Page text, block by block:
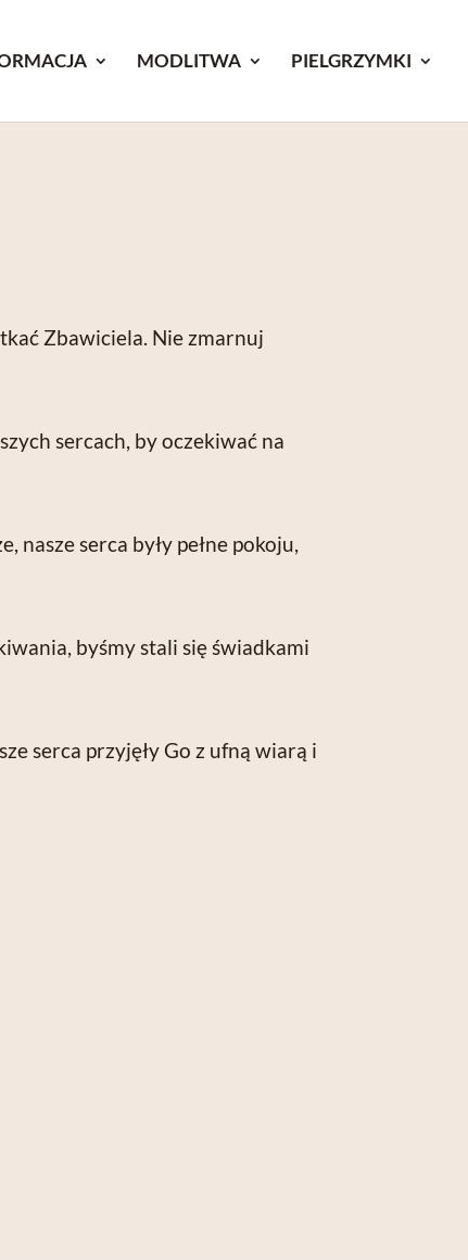
MODLITWA PIELGRZYMKI
Zbawiciela. Nie zmarnuj
sercach, by oczekiwać na
serca były pełne pokoju,
byśmy stali się świadkami
serca przyjęły Go z ufną wiarą i